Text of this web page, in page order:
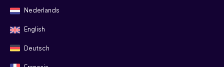
Nederlands
English
Deutsch